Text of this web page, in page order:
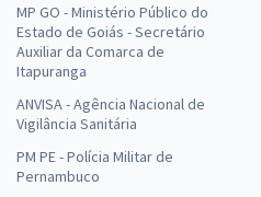
MP GO - Ministério Público do
Estado de Goiás - Secretário
Auxiliar da Comarca de
Itapuranga
ANVISA - Agência Nacional de
Vigilância Sanitária
PM PE - Polícia Militar de
Pernambuco